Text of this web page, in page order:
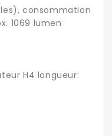
consommation
1069 lumen
H4 longueur: